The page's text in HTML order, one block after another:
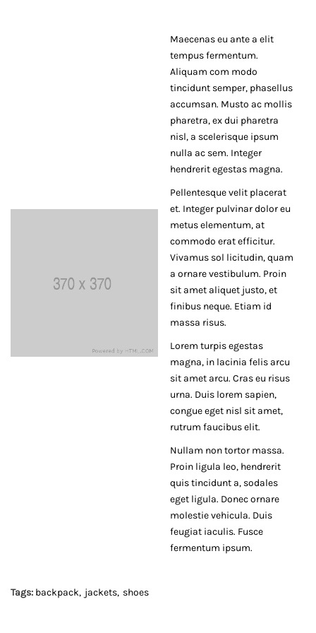
Maecenas eu ante a elit
tempus fermentum.
Aliquam com modo
tincidunt semper, phasellus
accumsan. Musto ac mollis
pharetra, ex dui pharetra
nisl, a scelerisque ipsum
nulla ac sem. Integer
hendrerit egestas magna.
Pellentesque velit placerat
et. Integer pulvinar dolor eu
metus elementum, at
commodo erat efficitur.
Vivamus sol licitudin, quam
a ornare vestibulum. Proin
sit amet aliquet justo, et
finibus neque. Etiam id
massa risus.
Lorem turpis egestas
magna, in lacinia felis arcu
sit amet arcu. Cras eu risus
urna. Duis lorem sapien,
congue eget nisl sit amet,
rutrum faucibus elit.
Nullam non tortor massa.
Proin ligula leo, hendrerit
quis tincidunt a, sodales
eget ligula. Donec ornare
molestie vehicula. Duis
feugiat iaculis. Fusce
fermentum ipsum.
Tags: backpack jackets shoes